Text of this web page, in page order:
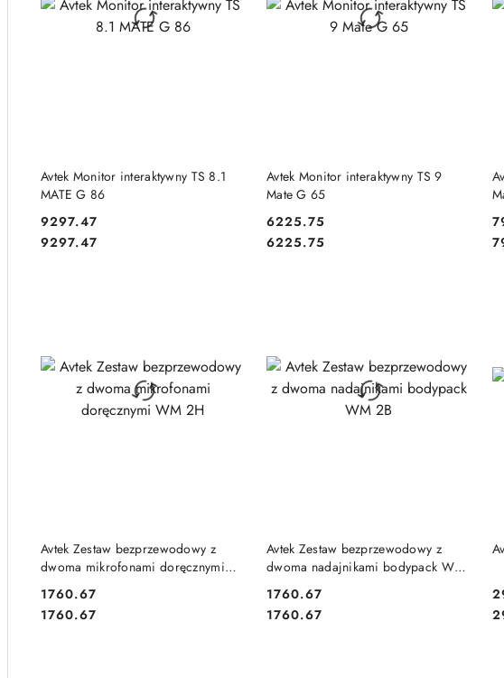
Avtek Monitor interaktywny TS 8.1
MATE G 86
Cena:
9297.47
Cena:
9297.47
DO KOSZYKA
Avtek Monitor interaktywny TS 9
Mate G 65
Cena:
6225.75
Cena:
6225.75
DO KOSZYKA
Avtek Zestaw bezprzewodowy z
dwoma mikrofonami doręcznymi
Cena:
1760.67
Cena:
1760.67
DO KOSZYKA
Avtek Zestaw bezprzewodowy z
dwoma nadajnikami bodypack WM
Cena:
1760.67
Cena:
1760.67
DO KOSZYKA